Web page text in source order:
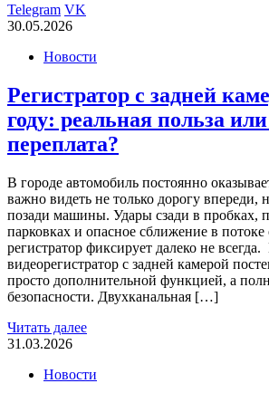
Telegram VK
30.05.2026
Новости
Регистратор с задней
году: реальная польза
переплата?
В городе автомобиль постоянно
важно видеть не только дорогу впереди,
позади машины. Удары сзади в пробках,
парковках и опасное сближение в
регистратор фиксирует далеко не
видеорегистратор с задней камерой
просто дополнительной функцией, а
безопасности. Двухканальная […]
Читать далее
31.03.2026
Новости